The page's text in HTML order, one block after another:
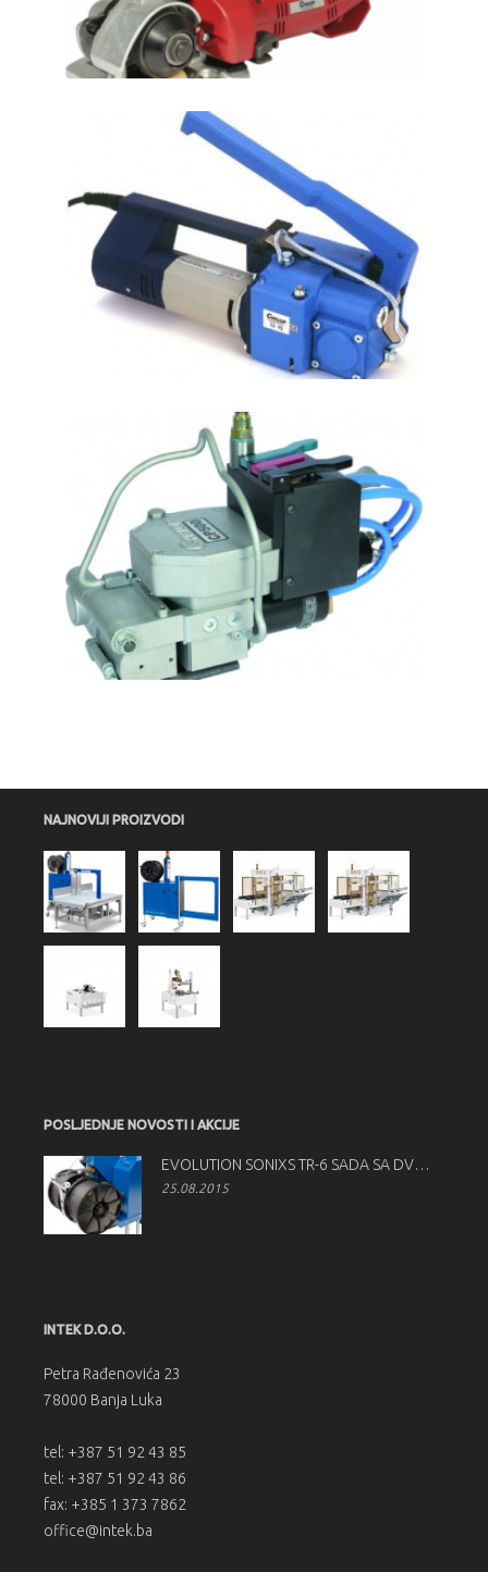
NAJNOVIJI PROIZVODI
POSLJEDNJE NOVOSTI I AKCIJE
EVOLUTION SONIXS TR-6 SADA SA DVOSTRUKIM ODMOTAČEM TRAKE
25.08.2015
INTEK D.O.O.
Petra Rađenovića 23
78000 Banja Luka
tel: +387 51 92 43 85
tel: +387 51 92 43 86
fax: +385 1 373 7862
office@intek.ba